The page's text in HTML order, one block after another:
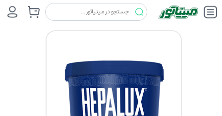
رنگ ها هپالوکس (HEPALUX) هپالوکس 914 دبه(رنگ نما سفید)